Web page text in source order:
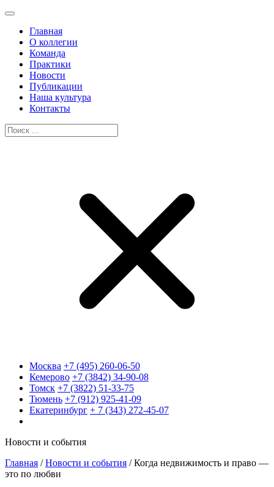
Главная
О коллегии
Команда
Практики
Новости
Публикации
Наша культура
Контакты
Москва +7 (495) 260-06-50
Кемерово +7 (3842) 34-90-08
Томск +7 (3822) 51-33-75
Тюмень +7 (912) 925-41-09
Екатеринбург + 7 (343) 272-45-07
Новости и события
Главная /Новости и события /Когда недвижимость и право —
это по любви